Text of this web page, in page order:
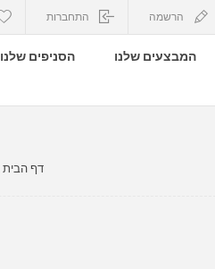
הרשמה התחברות
המבצעים שלנו
הסניפים שלנו
דף הבית